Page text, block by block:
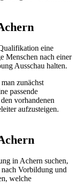
eine
Menschen nach einer
Ausschau halten.
zunächst
passende
vorhandenen
aufzusteigen.
in Achern suchen,
Vorbildung und
welche